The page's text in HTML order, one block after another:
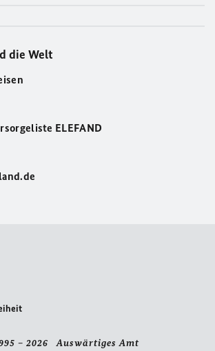
die Welt
ELEFAND
– 2026 Auswärtiges Amt